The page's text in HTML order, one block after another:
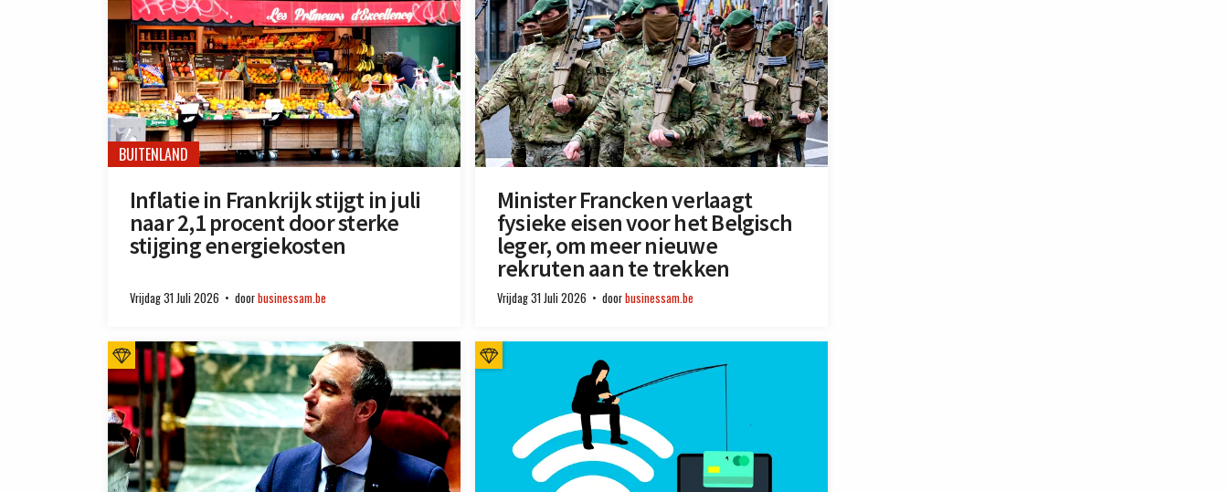
BUITENLAND
Inflatie in Frankrijk stijgt in juli
naar 2,1 procent door sterke
stijging energiekosten
Vrijdag 31 Juli 2026 doorbusinessam.be
Minister Francken verlaagt
fysieke eisen voor het Belgisch
leger, om meer nieuwe
rekruten aan te trekken
Vrijdag 31 Juli 2026 doorbusinessam.be